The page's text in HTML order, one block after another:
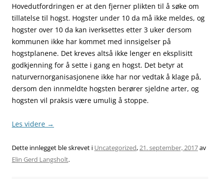
Hovedutfordringen er at den fjerner plikten til å søke om
tillatelse til hogst. Hogster under 10 da må ikke meldes, og
hogster over 10 da kan iverksettes etter 3 uker dersom
kommunen ikke har kommet med innsigelser på
hogstplanene. Det kreves altså ikke lenger en eksplisitt
godkjenning for å sette i gang en hogst. Det betyr at
naturvernorganisasjonene ikke har nor vedtak å klage på,
dersom den innmeldte hogsten berører sjeldne arter, og
hogsten vil praksis være umulig å stoppe.
Les videre →
Dette innlegget ble skrevet i Uncategorized,21. september, 2017av
Elin Gerd Langsholt.